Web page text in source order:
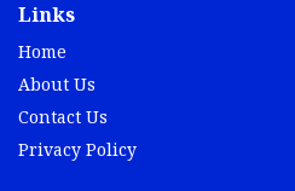
Links
Home
About Us
Contact Us
Privacy Policy